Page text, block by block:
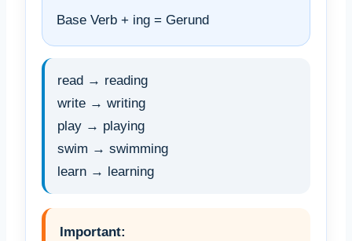
Base Verb + ing = Gerund
read → reading
write → writing
play → playing
swim → swimming
learn → learning
Important: